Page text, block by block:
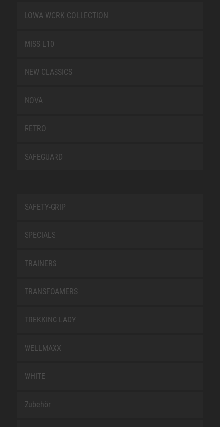
LOWA WORK COLLECTION
MISS L10
NEW CLASSICS
NOVA
RETRO
SAFEGUARD
SAFETY-GRIP
SPECIALS
TRAINERS
TRANSFOAMERS
TREKKING LADY
WELLMAXX
WHITE
Zubehör